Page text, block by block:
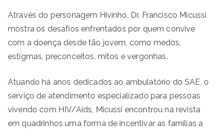
Através do personagem Hivinho, Dr. Francisco Micussi
mostra os desafios enfrentados por quem convive
com a doença desde tão jovem, como medos,
estigmas, preconceitos, mitos e vergonhas.
Atuando há anos dedicados ao ambulatório do SAE, o
serviço de atendimento especializado para pessoas
vivendo com HIV/Aids, Micussi encontrou na revista
em quadrinhos uma forma de incentivar as famílias a